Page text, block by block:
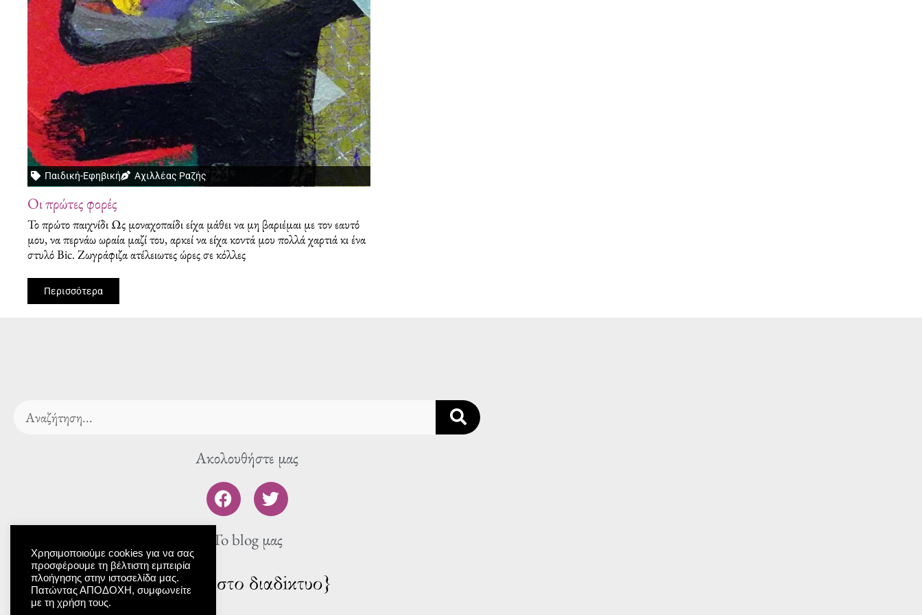
Παιδική-Εφηβική Αχιλλέας Ραζής
Οι πρώτες φορές
Το πρώτο παιχνίδι Ως μοναχοπαίδι είχα μάθει να μη βαριέμαι με τον εαυτό
μου, να περνάω ωραία μαζί του, αρκεί να είχα κοντά μου πολλά χαρτιά κι ένα
στυλό Βic. Ζωγράφιζα ατέλειωτες ώρες σε κόλλες
Περισσότερα
Search
Ακολουθήστε μας
F
a
c
e
o
o
T
w
i
t
e
r
To blog μας
Χρησιμοποιούμε cookies για να σας
προσφέρουμε τη βέλτιστη εμπειρία
πλοήγησης στην ιστοσελίδα μας.
Πατώντας ΑΠΟΔΟΧΗ, συμφωνείτε
με τη χρήση τους.